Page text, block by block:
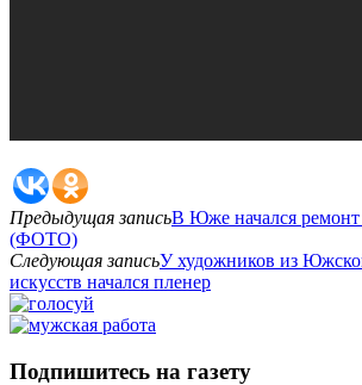
Предыдущая записьВ Юже начался ремонт
(ФОТО)
Следующая записьУ художников из
искусств начался пленер
Подпишитесь на газету